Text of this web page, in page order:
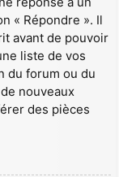
« Répondre ». Il
avant de pouvoir
liste de vos
du forum ou du
nouveaux
des pièces